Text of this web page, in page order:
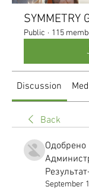
SYMMETRY
Public · 115
Discussion
Back
Одобрено
September